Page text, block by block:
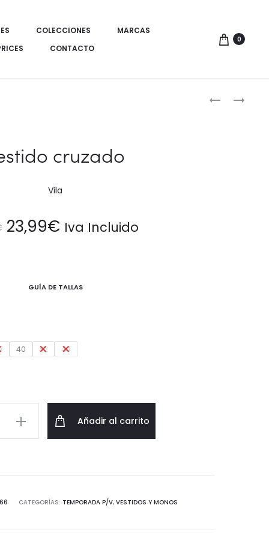
COLECCIONES
MARCAS
CONTACTO
0
VESTIDO
PANTALÓN
cruzado
Vila
El
original
39,99€.
23,99€El
actual
23,99€.
Iva Incluido
GUÍA DE TALLAS
40 42 44
Añadir al carrito
CATEGORÍAS: TEMPORADA P/V, VESTIDOS Y MONOS